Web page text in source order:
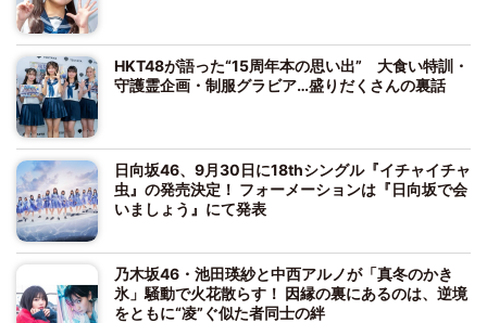
HKT48が語った“15周年本の思い出” 大食い特訓・
守護霊企画・制服グラビア…盛りだくさんの裏話
日向坂46、9月30日に18thシングル『イチャイチャ
虫』の発売決定！ フォーメーションは『日向坂で会
いましょう』にて発表
乃木坂46・池田瑛紗と中西アルノが「真冬のかき
氷」騒動で火花散らす！ 因縁の裏にあるのは、逆境
をともに“凌”ぐ似た者同士の絆